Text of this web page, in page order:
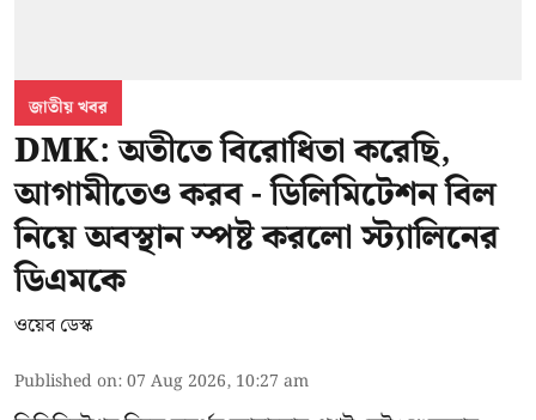
জাতীয় খবর
DMK: অতীতে বিরোধিতা করেছি,
আগামীতেও করব - ডিলিমিটেশন বিল
নিয়ে অবস্থান স্পষ্ট করলো স্ট্যালিনের
ডিএমকে
ওয়েব ডেস্ক
Published on:07 Aug 2026, 10:27 am